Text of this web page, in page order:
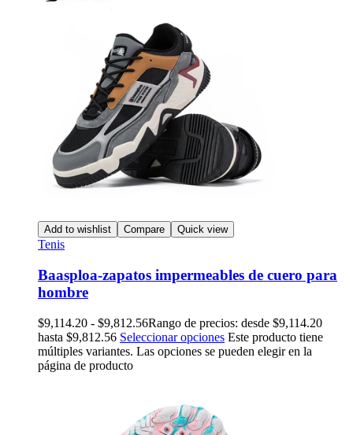
Add to wishlist Compare Quick view
Tenis
Baasploa-zapatos impermeables de cuero para
hombre
$9,114.20 - $9,812.56Rango de precios: desde $9,114.20
hasta $9,812.56 Seleccionar opciones Este producto tiene
múltiples variantes. Las opciones se pueden elegir en la
página de producto